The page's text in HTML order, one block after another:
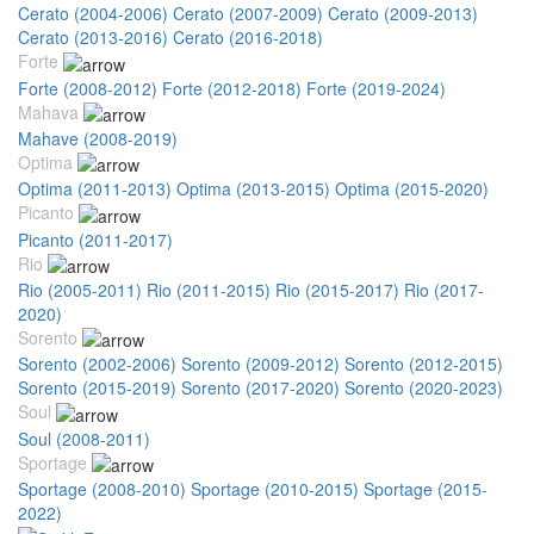
Cerato (2004-2006) Cerato (2007-2009) Cerato (2009-2013)
Cerato (2013-2016) Cerato (2016-2018)
Forte
Forte (2008-2012) Forte (2012-2018) Forte (2019-2024)
Mahava
Mahave (2008-2019)
Optima
Optima (2011-2013) Optima (2013-2015) Optima (2015-2020)
Picanto
Picanto (2011-2017)
Rio
Rio (2005-2011) Rio (2011-2015) Rio (2015-2017) Rio (2017-
2020)
Sorento
Sorento (2002-2006) Sorento (2009-2012) Sorento (2012-2015)
Sorento (2015-2019) Sorento (2017-2020) Sorento (2020-2023)
Soul
Soul (2008-2011)
Sportage
Sportage (2008-2010) Sportage (2010-2015) Sportage (2015-
2022)